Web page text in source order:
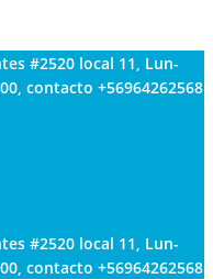
#2520 local 11, Lun-
contacto +56964262568
#2520 local 11, Lun-
contacto +56964262568